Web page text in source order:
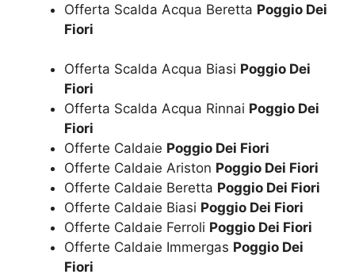
Offerta Scalda Acqua Beretta Poggio Dei
Fiori
Offerta Scalda Acqua Biasi Poggio Dei
Fiori
Offerta Scalda Acqua Rinnai Poggio Dei
Fiori
Offerte Caldaie Poggio Dei Fiori
Offerte Caldaie Ariston Poggio Dei Fiori
Offerte Caldaie Beretta Poggio Dei Fiori
Offerte Caldaie Biasi Poggio Dei Fiori
Offerte Caldaie Ferroli Poggio Dei Fiori
Offerte Caldaie Immergas Poggio Dei
Fiori